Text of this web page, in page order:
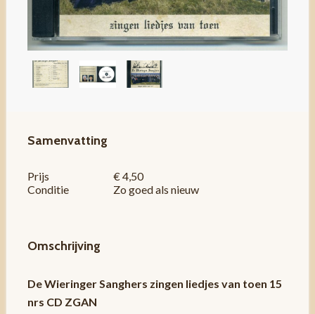
Samenvatting
Prijs
€ 4,50
Conditie
Zo goed als nieuw
Omschrijving
De Wieringer Sanghers zingen liedjes van toen 15
nrs CD ZGAN